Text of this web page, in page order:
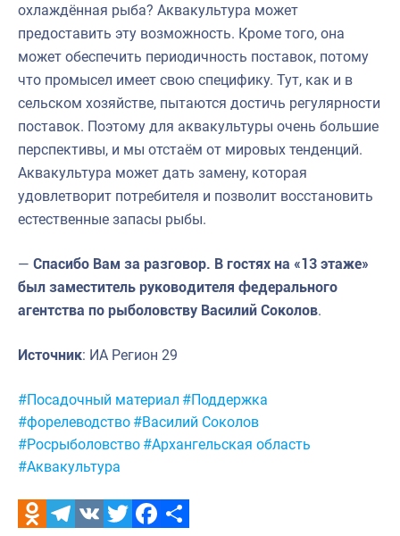
охлаждённая рыба? Аквакультура может
предоставить эту возможность. Кроме того, она
может обеспечить периодичность поставок, потому
что промысел имеет свою специфику. Тут, как и в
сельском хозяйстве, пытаются достичь регулярности
поставок. Поэтому для аквакультуры очень большие
перспективы, и мы отстаём от мировых тенденций.
Аквакультура может дать замену, которая
удовлетворит потребителя и позволит восстановить
естественные запасы рыбы.
— Спасибо Вам за разговор. В гостях на «13 этаже»
был заместитель руководителя федерального
агентства по рыболовству Василий Соколов.
Источник: ИА Регион 29
Метки:
#Посадочный материал #Поддержка
#форелеводство #Василий Соколов
#Росрыболовство #Архангельская область
#Аквакультура